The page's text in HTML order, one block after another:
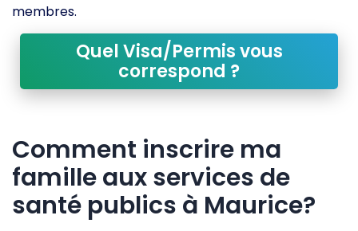
membres.
Quel Visa/Permis vous
correspond ?
Comment inscrire ma
famille aux services de
santé publics à Maurice?